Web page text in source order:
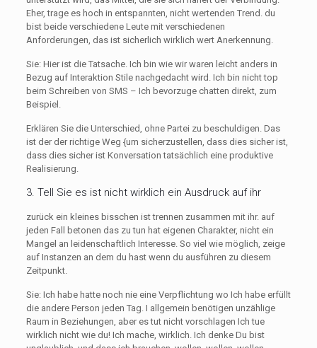
Eher, trage es hoch in entspannten, nicht wertenden Trend. du
bist beide verschiedene Leute mit verschiedenen
Anforderungen, das ist sicherlich wirklich wert Anerkennung.
Sie: Hier ist die Tatsache. Ich bin wie wir waren leicht anders in
Bezug auf Interaktion Stile nachgedacht wird. Ich bin nicht top
beim Schreiben von SMS – Ich bevorzuge chatten direkt, zum
Beispiel.
Erklären Sie die Unterschied, ohne Partei zu beschuldigen. Das
ist der der richtige Weg {um sicherzustellen, dass dies sicher ist,
dass dies sicher ist Konversation tatsächlich eine produktive
Realisierung.
3. Tell Sie es ist nicht wirklich ein Ausdruck auf ihr
zurück ein kleines bisschen ist trennen zusammen mit ihr. auf
jeden Fall betonen das zu tun hat eigenen Charakter, nicht ein
Mangel an leidenschaftlich Interesse. So viel wie möglich, zeige
auf Instanzen an dem du hast wenn du ausführen zu diesem
Zeitpunkt.
Sie: Ich habe hatte noch nie eine Verpflichtung wo Ich habe erfüllt
die andere Person jeden Tag. I allgemein benötigen unzählige
Raum in Beziehungen, aber es tut nicht vorschlagen Ich tue
wirklich nicht wie du! Ich mache, wirklich. Ich denke Du bist